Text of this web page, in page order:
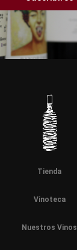
Tienda
Vinoteca
Nuestros Vinos